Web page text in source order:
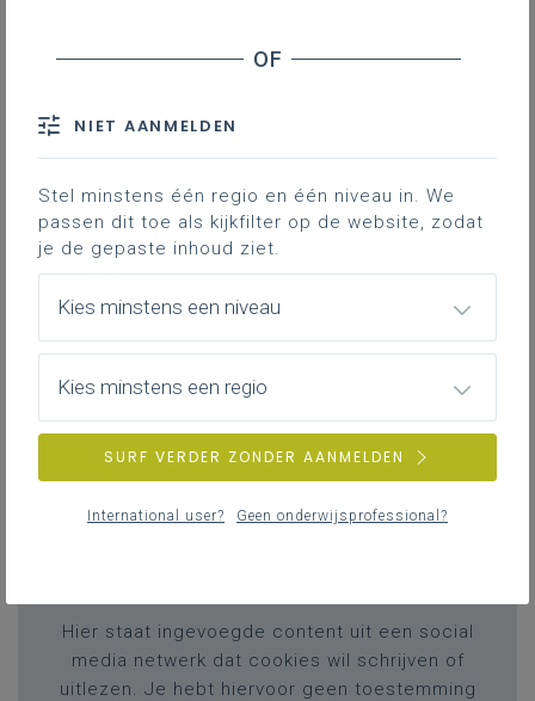
3. Profilering STEM Wetenschappen - STEM
4. Interessegebieden
5. Constructies en ruimtelijke ontwikkeling
6. Mechantronica
7. Communicatie en informatietechnologie
8. Levenswetenschappen
op de onderdelen van het leerplan
Basisopties STEM wetenschappen.
Gekoppelde leerplannen
Hier staat ingevoegde content uit een social
media netwerk dat cookies wil schrijven of
uitlezen. Je hebt hiervoor geen toestemming
NIET AANMELDEN
Stel minstens één regio en één niveau in. We
passen dit toe als kijkfilter op de website, zodat
je de gepaste inhoud ziet.
Kies minstens een niveau
Kies minstens een regio
SURF VERDER ZONDER AANMELDEN
International user? Geen onderwijsprofessional?